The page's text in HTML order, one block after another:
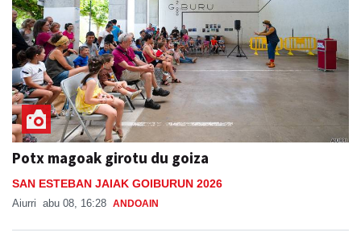
Potx magoak girotu du goiza
SAN ESTEBAN JAIAK GOIBURUN 2026
Aiurri abu 08, 16:28 ANDOAIN